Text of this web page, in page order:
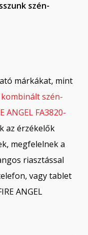
szén-
márkákat, mint
kombinált szén-
ANGEL FA3820-
az érzékelők
megfelelnek a
riasztással
vagy tablet
ANGEL